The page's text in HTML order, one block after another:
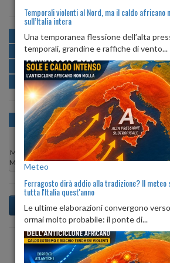
MATTINA min:19º max:
POMERIGGIO min:23º max:26º
SERA min:21º max:
NOTTE min: 19º max:
OGGI
Min:
24°C
Max:25°C
LUN 10
Min:
Max:27°C
MAR 11
Min:27°C
Max:27°C
MER 12
Min:
25°C
Max:27°C
GIO
Max:
Previsioni del Tempo a Treviso
Temporali violenti al Nord, ma il caldo africano
sull’Italia intera
Una temporanea flessione dell’alta
temporali, grandine e raffiche di vento...
Meteo
Ferragosto dirà addio alla tradizione? Il meteo
tutta l'Italia quest'anno
Le ultime elaborazioni convergono
ormai molto probabile: il ponte di...